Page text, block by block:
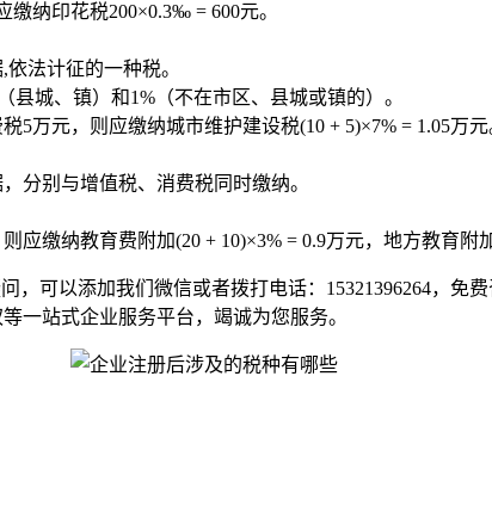
纳印花税200×0.3‰ = 600元。
法计征的一种税。
县城、镇）和1%（不在市区、县城或镇的）。
万元，则应缴纳城市维护建设税(10 + 5)×7% = 1.05万元
分别与增值税、消费税同时缴纳。
缴纳教育费附加(20 + 10)×3% = 0.9万元，地方教育附加
可以添加我们微信或者拨打电话：15321396264，免
一站式企业服务平台，竭诚为您服务。